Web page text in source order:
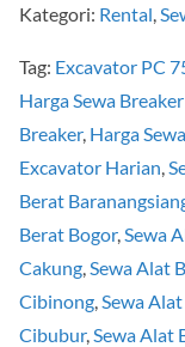
Kategori: Rental,
Tag: Excavator PC
Harga Sewa
Breaker, Harga
Excavator Harian,
Berat
Berat Bogor,Sewa
Cakung,Sewa Alat
Cibinong,Sewa
Cibubur,Sewa Alat